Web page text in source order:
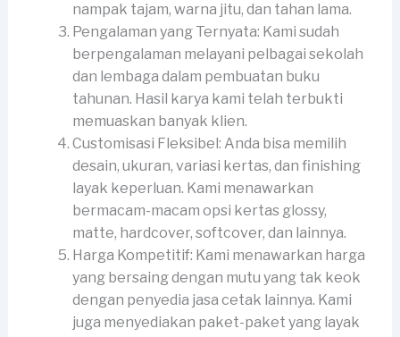
nampak tajam, warna jitu, dan tahan lama.
Pengalaman yang Ternyata: Kami sudah
berpengalaman melayani pelbagai sekolah
dan lembaga dalam pembuatan buku
tahunan. Hasil karya kami telah terbukti
memuaskan banyak klien.
Customisasi Fleksibel: Anda bisa memilih
desain, ukuran, variasi kertas, dan finishing
layak keperluan. Kami menawarkan
bermacam-macam opsi kertas glossy,
matte, hardcover, softcover, dan lainnya.
Harga Kompetitif: Kami menawarkan harga
yang bersaing dengan mutu yang tak keok
dengan penyedia jasa cetak lainnya. Kami
juga menyediakan paket-paket yang layak